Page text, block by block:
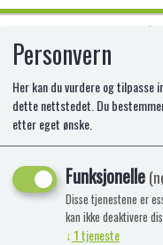
Ingen produkter funnet
Personvern
Her kan du vurdere og tilpasse
dette nettstedet. Du
etter eget ønske.
Funksjonelle
Disse tjenestene er
kan ikke deaktivere
↓ 1tjeneste